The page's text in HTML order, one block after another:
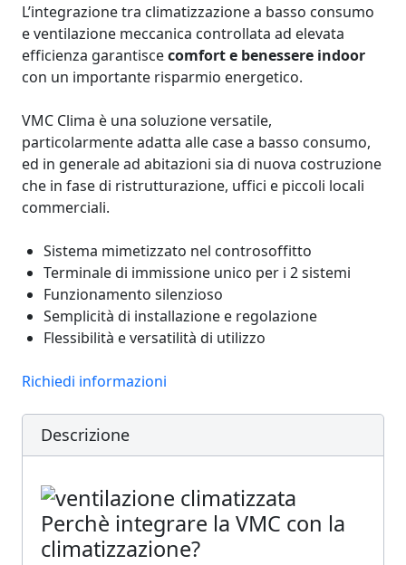
L’integrazione tra climatizzazione a basso consumo
e ventilazione meccanica controllata ad elevata
efficienza garantiscecomfort e benessere indoor
con un importante risparmio energetico.
VMC Clima è una soluzione versatile,
particolarmente adatta alle case a basso consumo,
ed in generale ad abitazioni sia di nuova costruzione
che in fase di ristrutturazione, uffici e piccoli locali
commerciali.
Sistema mimetizzato nel controsoffitto
Terminale di immissione unico per i 2 sistemi
Funzionamento silenzioso
Semplicità di installazione e regolazione
Flessibilità e versatilità di utilizzo
Richiedi informazioni
Descrizione
Perchè integrare la VMC con la
climatizzazione?